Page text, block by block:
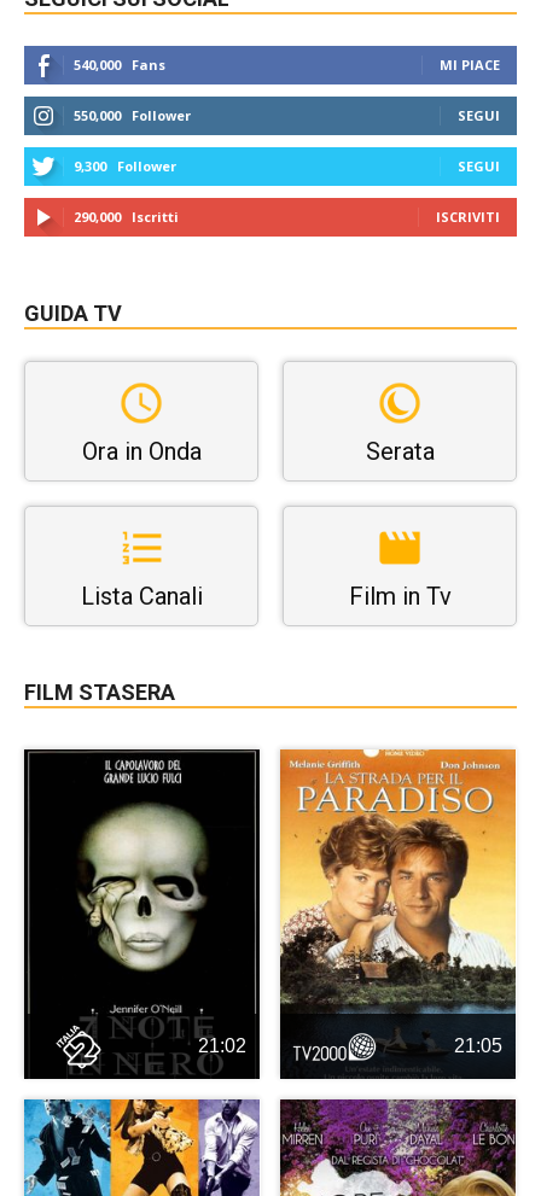
540,000 Fans MI PIACE
550,000 Follower SEGUI
9,300 Follower SEGUI
290,000 Iscritti ISCRIVITI
GUIDA TV
Ora in Onda Serata
Lista Canali Film in Tv
FILM STASERA
21:02 21:05